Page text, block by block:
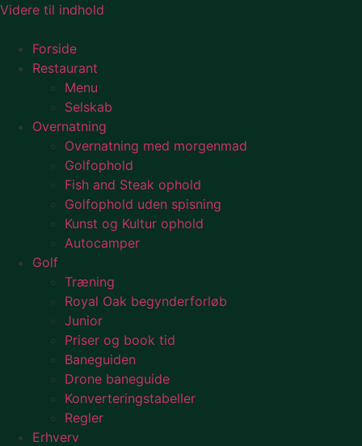
Videre til indhold
Forside
Restaurant
Menu
Selskab
Overnatning
Overnatning med morgenmad
Golfophold
Fish and Steak ophold
Golfophold uden spisning
Kunst og Kultur ophold
Autocamper
Golf
Træning
Royal Oak begynderforløb
Junior
Priser og book tid
Baneguiden
Drone baneguide
Konverteringstabeller
Regler
Erhverv